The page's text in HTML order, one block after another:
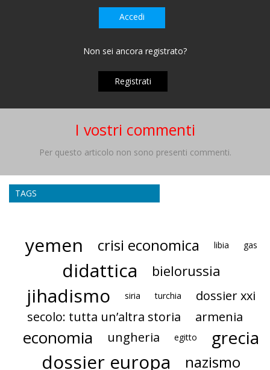
Accedi
Non sei ancora registrato?
Registrati
I vostri commenti
Per questo articolo non sono presenti commenti.
TAGS
yemen crisi economica libia gas
didattica bielorussia
jihadismo siria turchia
dossier xxi
secolo: tutta un’altra storia
armenia
economia ungheria egitto grecia
dossier europa nazismo